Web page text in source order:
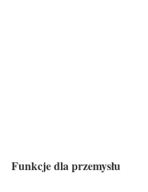
Funkcje dla przemysłu